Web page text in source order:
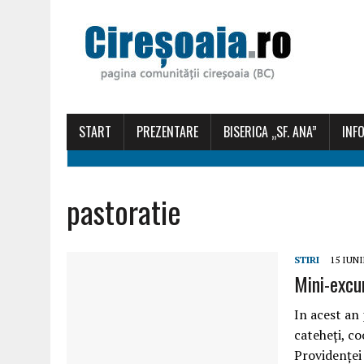
START PREZENTARE BISERICA „SF. ANA”
pastoratie
STIRI 15
Mini-
In acest
cateheți,